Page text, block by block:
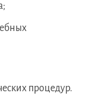
процедур.